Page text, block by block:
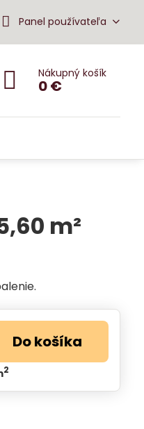
Panel používateľa
Nákupný košík
0 €
m²
Do košíka
2